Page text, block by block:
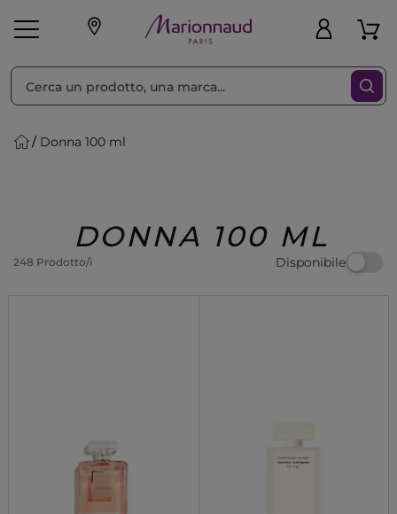
Make-up
Regalo
Donna 100 ml
DONNA 100 ML
248 Prodotto/i Disponibile
Ordina per Filtra